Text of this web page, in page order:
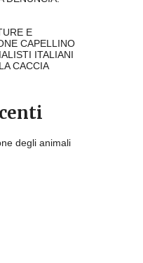
E
CAPELLINO
ITALIANI
CACCIA
degli animali